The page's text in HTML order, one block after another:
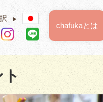
▶
chafukaとは